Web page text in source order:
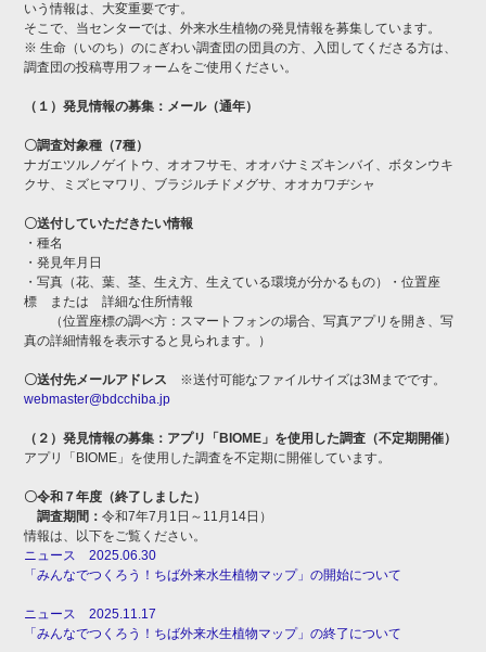
いう情報は、大変重要です。
そこで、当センターでは、外来水生植物の発見情報を募集しています。
※ 生命（いのち）のにぎわい調査団の団員の方、入団してくださる方は、
調査団の投稿専用フォームをご使用ください。
（１）発見情報の募集：メール（通年）
〇調査対象種（7種）
ナガエツルノゲイトウ、オオフサモ、オオバナミズキンバイ、ボタンウキ
クサ、ミズヒマワリ、ブラジルチドメグサ、オオカワヂシャ
〇送付していただきたい情報
・種名
・発見年月日
・写真（花、葉、茎、生え方、生えている環境が分かるもの）・位置座
標 または 詳細な住所情報
（位置座標の調べ方：スマートフォンの場合、写真アプリを開き、写
真の詳細情報を表示すると見られます。）
〇送付先メールアドレス ※送付可能なファイルサイズは3Mまでです。
webmaster@bdcchiba.jp
（２）発見情報の募集：アプリ「 BIOME 」を使用した調査（不定期開催）
アプリ「BIOME」を使用した調査を不定期に開催しています。
〇令和７年度（終了しました）
調査期間：令和7年7月1日～11月14日）
情報は、以下をご覧ください。
ニュース 2025.06.30
「みんなでつくろう！ちば外来水生植物マップ」の開始について
ニュース 2025.11.17
「みんなでつくろう！ちば外来水生植物マップ」の終了について